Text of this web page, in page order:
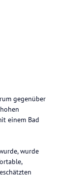
gegenüber
einem Bad
wurde